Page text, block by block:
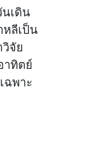
เดิน
หลีเป็น
จัย
าทิตย์
ฉพาะ